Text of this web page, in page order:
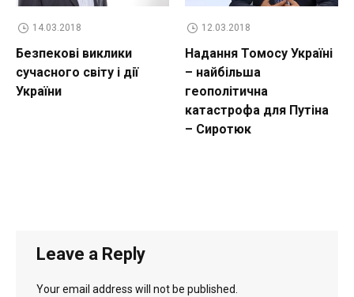
14.03.2018
Безпекові виклики
сучасного світу і дії
України
12.03.2018
Надання Томосу Україні
– найбільша
геополітична
катастрофа для Путіна
– Сиротюк
Leave a Reply
Your email address will not be published.